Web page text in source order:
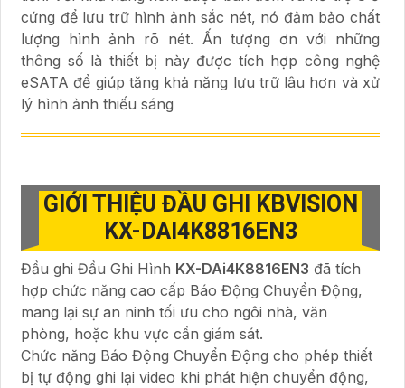
cứng để lưu trữ hình ảnh sắc nét, nó đảm bảo chất
lượng hình ảnh rõ nét. Ấn tượng ơn với những
thông số là thiết bị này được tích hợp công nghệ
eSATA để giúp tăng khả năng lưu trữ lâu hơn và xử
lý hình ảnh thiếu sáng
GIỚI THIỆU ĐẦU GHI KBVISION
KX-DAI4K8816EN3
Đầu ghi Đầu Ghi Hình KX-DAi4K8816EN3 đã tích
hợp chức năng cao cấp Báo Động Chuyển Động,
mang lại sự an ninh tối ưu cho ngôi nhà, văn
phòng, hoặc khu vực cần giám sát.
Chức năng Báo Động Chuyển Động cho phép thiết
bị tự động ghi lại video khi phát hiện chuyển động,